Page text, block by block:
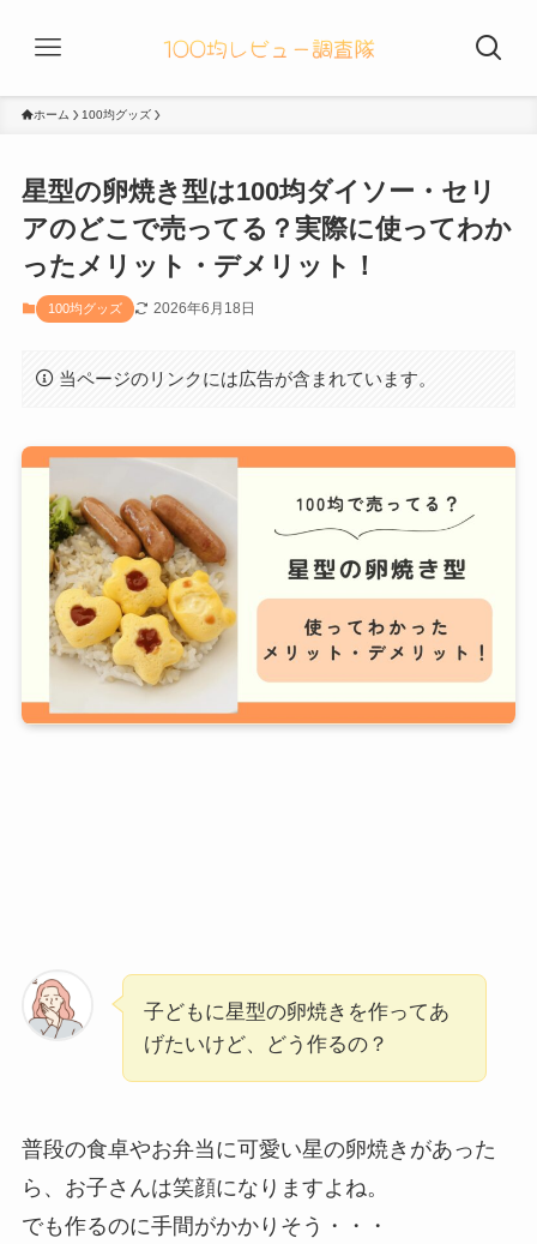
ホーム 100均グッズ
星型の卵焼き型は100均ダイソー・セリ
アのどこで売ってる？実際に使ってわか
ったメリット・デメリット！
100均グッズ 2026年6月18日
当ページのリンクには広告が含まれています。
子どもに星型の卵焼きを作ってあ
げたいけど、どう作るの？
普段の食卓やお弁当に可愛い星の卵焼きがあった
ら、お子さんは笑顔になりますよね。
でも作るのに手間がかかりそう・・・